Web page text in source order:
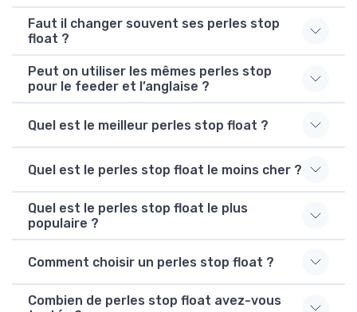
Faut il changer souvent ses perles stop
float ?
Peut on utiliser les mêmes perles stop
pour le feeder et l’anglaise ?
Quel est le meilleur perles stop float ?
Quel est le perles stop float le moins cher ?
Quel est le perles stop float le plus
populaire ?
Comment choisir un perles stop float ?
Combien de perles stop float avez-vous